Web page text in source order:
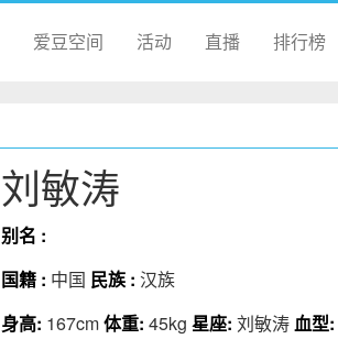
爱豆空间 活动 直播 排行榜
刘敏涛
别名 :
国籍 : 中国 民族 : 汉族
身高: 167cm体重: 45kg 星座: 刘敏涛血型: